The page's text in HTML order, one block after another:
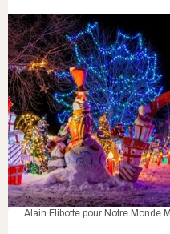
Alain Flibotte pour Notre Monde